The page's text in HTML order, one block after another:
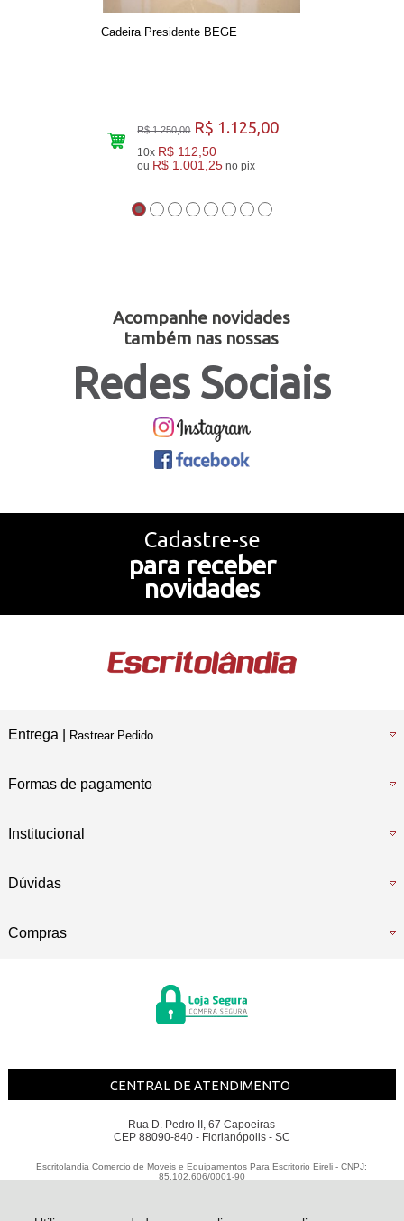
Cadeira Presidente BEGE
R$ 1.250,00 R$ 1.125,00
10x R$ 112,50
ou R$ 1.001,25 no pix
Acompanhe novidades
também nas nossas
Redes Sociais
Cadastre-se
para receber
novidades
Entrega | Rastrear Pedido
Formas de pagamento
Institucional
Dúvidas
Compras
CENTRAL DE ATENDIMENTO
Rua D. Pedro II, 67 Capoeiras
CEP 88090-840 - Florianópolis - SC
Escritolandia Comercio de Moveis e Equipamentos Para Escritorio Eireli - CNPJ:
85.102.606/0001-90